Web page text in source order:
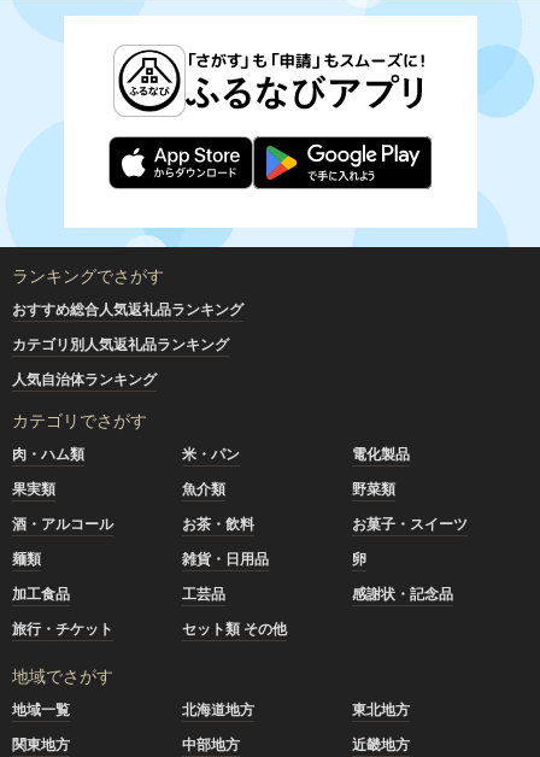
ランキングでさがす
おすすめ総合人気返礼品ランキング
カテゴリ別人気返礼品ランキング
人気自治体ランキング
カテゴリでさがす
肉・ハム類 米・パン
電化製品
果実類
魚介類
野菜類
酒・アルコール
お茶・飲料
お菓子・スイーツ
麺類
雑貨・日用品
卵
加工食品
工芸品
感謝状・記念品
旅行・チケット
セット類 その他
地域でさがす
地域一覧 北海道地方
東北地方
関東地方
中部地方
近畿地方